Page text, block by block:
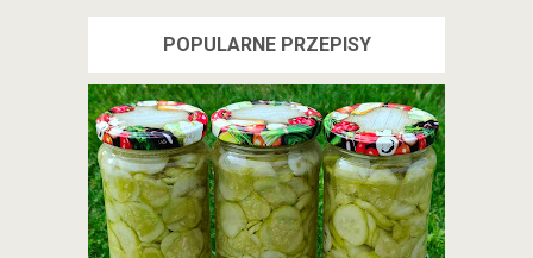
POPULARNE PRZEPISY